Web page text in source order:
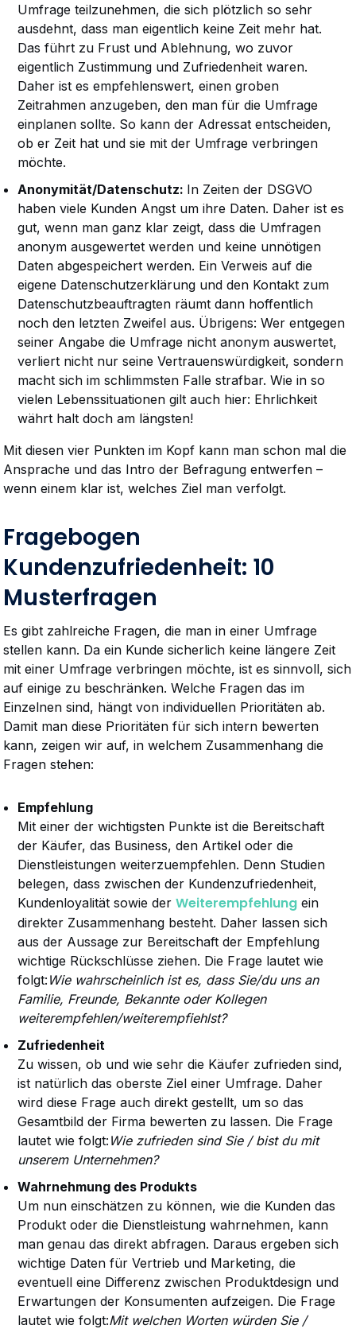
Umfrage teilzunehmen, die sich plötzlich so sehr
ausdehnt, dass man eigentlich keine Zeit mehr hat.
Das führt zu Frust und Ablehnung, wo zuvor
eigentlich Zustimmung und Zufriedenheit waren.
Daher ist es empfehlenswert, einen groben
Zeitrahmen anzugeben, den man für die Umfrage
einplanen sollte. So kann der Adressat entscheiden,
ob er Zeit hat und sie mit der Umfrage verbringen
möchte.
Anonymität/Datenschutz: In Zeiten der DSGVO
haben viele Kunden Angst um ihre Daten. Daher ist es
gut, wenn man ganz klar zeigt, dass die Umfragen
anonym ausgewertet werden und keine unnötigen
Daten abgespeichert werden. Ein Verweis auf die
eigene Datenschutzerklärung und den Kontakt zum
Datenschutzbeauftragten räumt dann hoffentlich
noch den letzten Zweifel aus. Übrigens: Wer entgegen
seiner Angabe die Umfrage nicht anonym auswertet,
verliert nicht nur seine Vertrauenswürdigkeit, sondern
macht sich im schlimmsten Falle strafbar. Wie in so
vielen Lebenssituationen gilt auch hier: Ehrlichkeit
währt halt doch am längsten!
Mit diesen vier Punkten im Kopf kann man schon mal die
Ansprache und das Intro der Befragung entwerfen –
wenn einem klar ist, welches Ziel man verfolgt.
Fragebogen
Kundenzufriedenheit: 10
Musterfragen
Es gibt zahlreiche Fragen, die man in einer Umfrage
stellen kann. Da ein Kunde sicherlich keine längere Zeit
mit einer Umfrage verbringen möchte, ist es sinnvoll, sich
auf einige zu beschränken. Welche Fragen das im
Einzelnen sind, hängt von individuellen Prioritäten ab.
Damit man diese Prioritäten für sich intern bewerten
kann, zeigen wir auf, in welchem Zusammenhang die
Fragen stehen:
Empfehlung
Mit einer der wichtigsten Punkte ist die Bereitschaft
der Käufer, das Business, den Artikel oder die
Dienstleistungen weiterzuempfehlen. Denn Studien
belegen, dass zwischen der Kundenzufriedenheit,
Kundenloyalität sowie der Weiterempfehlungein
direkter Zusammenhang besteht. Daher lassen sich
aus der Aussage zur Bereitschaft der Empfehlung
wichtige Rückschlüsse ziehen. Die Frage lautet wie
folgt: Wie wahrscheinlich ist es, dass Sie/du uns an
Familie, Freunde, Bekannte oder Kollegen
weiterempfehlen/weiterempfiehlst?
Zufriedenheit
Zu wissen, ob und wie sehr die Käufer zufrieden sind,
ist natürlich das oberste Ziel einer Umfrage. Daher
wird diese Frage auch direkt gestellt, um so das
Gesamtbild der Firma bewerten zu lassen. Die Frage
lautet wie folgt: Wie zufrieden sind Sie / bist du mit
unserem Unternehmen?
Wahrnehmung des Produkts
Um nun einschätzen zu können, wie die Kunden das
Produkt oder die Dienstleistung wahrnehmen, kann
man genau das direkt abfragen. Daraus ergeben sich
wichtige Daten für Vertrieb und Marketing, die
eventuell eine Differenz zwischen Produktdesign und
Erwartungen der Konsumenten aufzeigen. Die Frage
lautet wie folgt:Mit welchen Worten würden Sie /